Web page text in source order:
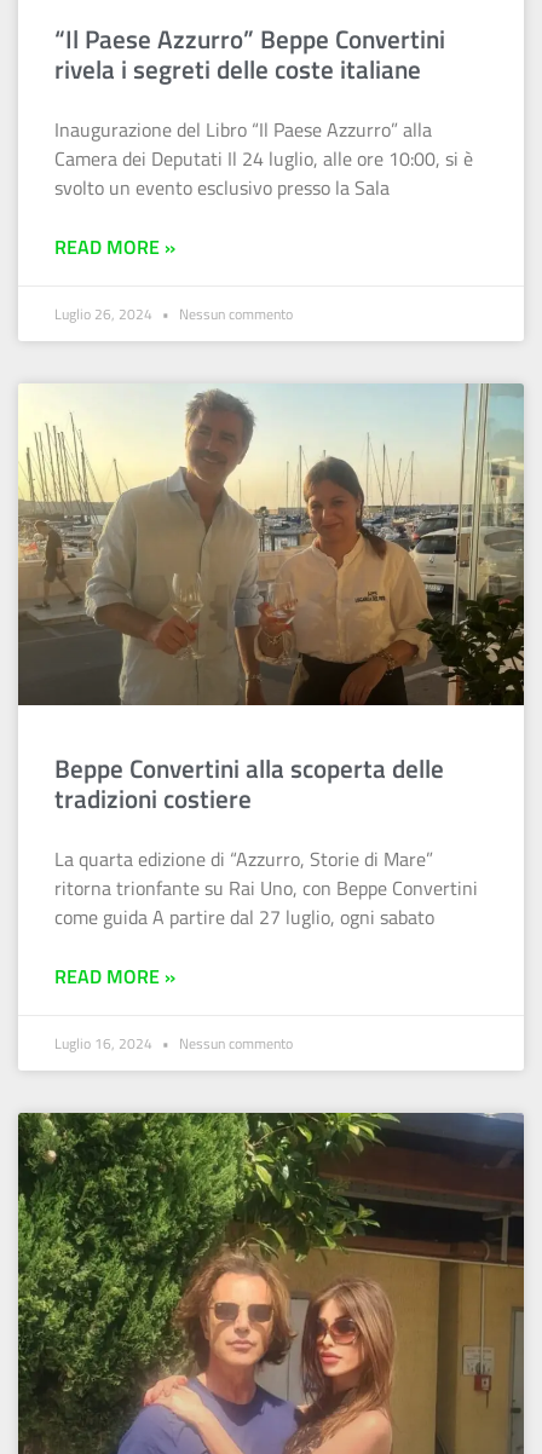
“Il Paese Azzurro” Beppe Convertini
rivela i segreti delle coste italiane
Inaugurazione del Libro “Il Paese Azzurro” alla
Camera dei Deputati Il 24 luglio, alle ore 10:00, si è
svolto un evento esclusivo presso la Sala
READ MORE »
Luglio 26, 2024 Nessun commento
Beppe Convertini alla scoperta delle
tradizioni costiere
La quarta edizione di “Azzurro, Storie di Mare”
ritorna trionfante su Rai Uno, con Beppe Convertini
come guida A partire dal 27 luglio, ogni sabato
READ MORE »
Luglio 16, 2024 Nessun commento